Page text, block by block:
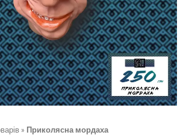
щоб збільшити
» Приколясна мордаха